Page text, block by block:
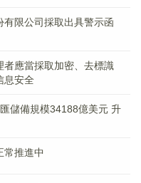
限公司採取出具警示函
應當採取加密、去標識
息安全
儲備規模34188億美元 升
常推進中